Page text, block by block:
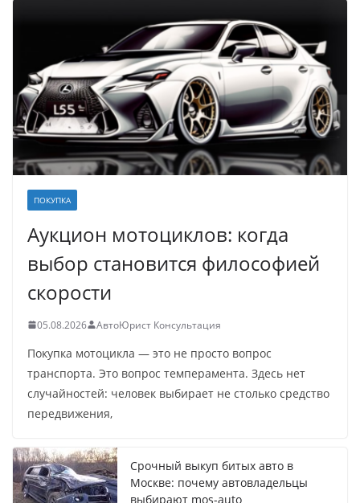
ПОКУПКА
Аукцион мотоциклов: когда
выбор становится философией
скорости
05.08.2026 АвтоЮрист Консультация
Покупка мотоцикла — это не просто вопрос
транспорта. Это вопрос темперамента. Здесь нет
случайностей: человек выбирает не столько средство
передвижения,
Срочный выкуп битых авто в
Москве: почему автовладельцы
выбирают mos-auto